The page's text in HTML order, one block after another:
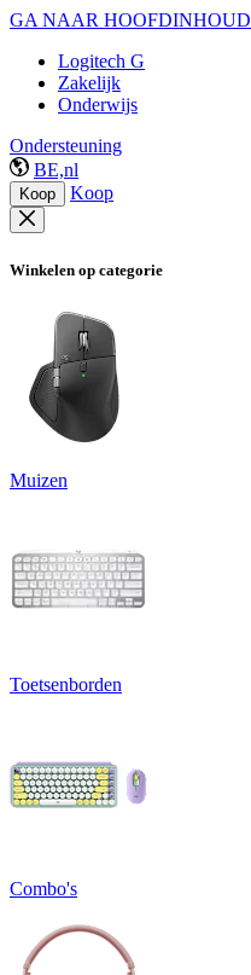
GA NAAR HOOFDINHOUD
Logitech G
Zakelijk
Onderwijs
Ondersteuning
BE,nl
Koop Koop
Winkelen op categorie
Muizen
Toetsenborden
Combo's